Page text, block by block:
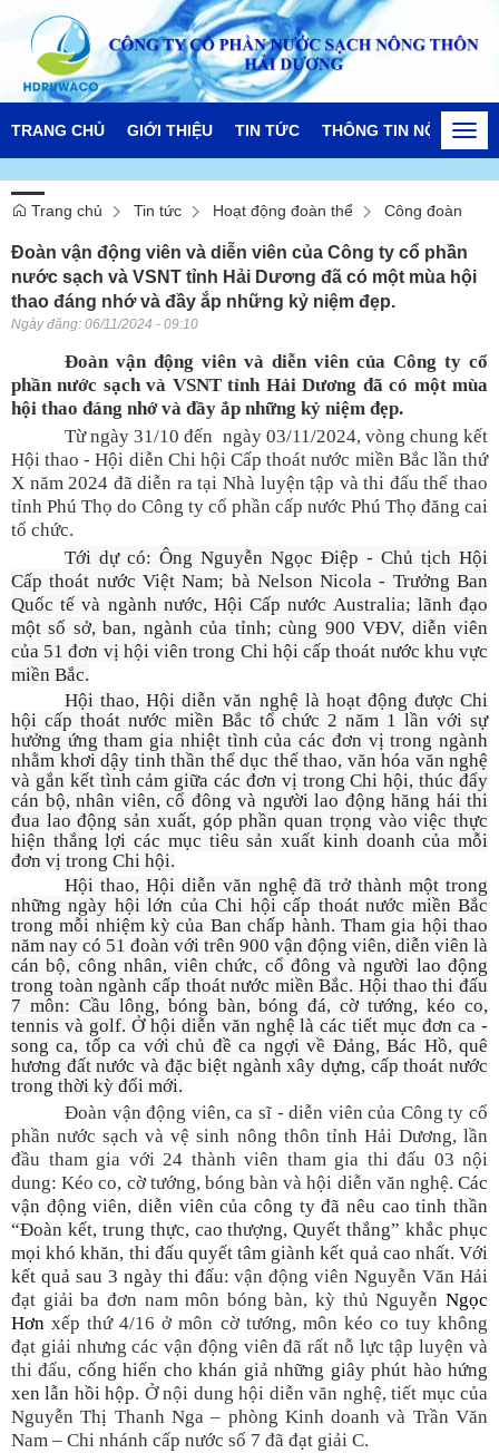
TRANG CHỦ GIỚI THIỆU TIN TỨC THÔNG TIN NỘI BỘ
Trang chủ Tin tức Hoạt động đoàn thể Công đoàn
Đoàn vận động viên và diễn viên của Công ty cổ phần
nước sạch và VSNT tỉnh Hải Dương đã có một mùa hội
thao đáng nhớ và đầy ắp những kỷ niệm đẹp.
Ngày đăng: 06/11/2024 - 09:10
Đoàn vận động viên và diễn viên của Công ty cổ
phầnnước sạch và VSNT tỉnh Hải Dương đã có một mùa
hội thao đáng nhớ và đầy ắp những kỷ niệm đẹp.
Từ ngày 31/10 đến ngày 03/11/2024, vòng chung kết
Hội thao- Hội diễn Chi hội Cấp thoát nước miền Bắc lần thứ
X năm 2024 đã diễn ra tại Nhà luyện tập và thi đấu thể thao
tỉnh Phú Thọ do Công ty cổ phần cấp nước Phú Thọ đăng cai
tổ chức.
Tới dự có: Ông Nguyễn Ngọc Điệp - Chủ tịch Hội
Cấp thoát nước Việt Nam; bà Nelson Nicola - Trưởng Ban
Quốc tế và ngành nước, Hội Cấp nước Australia; lãnh đạo
một số sở, ban, ngành của tỉnh; cùng 900 VĐV, diễn viên
của 51 đơn vị hội viên trong Chi hội cấp thoát nước khu vực
miền Bắc.
Hội thao, Hội diễn văn nghệ là hoạt động được Chi
hội cấp thoát nước miền Bắc tổ chức 2 năm 1 lần với sự
hưởng ứng tham gia nhiệt tình của các đơn vị trong ngành
nhằm khơi dậy tinh thần thể dục thể thao, văn hóa văn nghệ
và gắn kết tình cảm giữa các đơn vị trong Chi hội, thúc đẩy
cán bộ, nhân viên, cổ đông và người lao động hăng hái thi
đua lao động sản xuất, góp phần quan trọng vào việc thực
hiện thắng lợi các mục tiêu sản xuất kinh doanh của mỗi
đơn vị trong Chi hội.
Hội thao, Hội diễn văn nghệ đã trở thành một trong
những ngày hội lớn của Chi hội cấp thoát nước miền Bắc
trong mỗi nhiệm kỳ của Ban chấp hành. Tham gia hội thao
năm nay có 51 đoàn với trên 900 vận động viên, diễn viên là
cán bộ, công nhân, viên chức, cổ đông và người lao động
trong toàn ngành cấp thoát nước miền Bắc. Hội thao thi đấu
7 môn: Cầu lông, bóng bàn, bóng đá, cờ tướng, kéo co,
tennis và golf. Ở hội diễn văn nghệ là các tiết mục đơn ca -
song ca, tốp ca với chủ đề ca ngợi về Đảng, Bác Hồ, quê
hương đất nước và đặc biệt ngành xây dựng, cấp thoát nước
trong thời kỳ đổi mới.
Đoàn vận động viên,ca sĩ - diễn viên của Công ty cổ
phần nước sạch và vệ sinh nông thôn tỉnh Hải Dương,lần
đầu tham gia với 24 thành viên tham gia thi đấu 03 nội
dung: Kéo co, cờ tướng, bóng bàn và hội diễn văn nghệ. Các
vận động viên, diễn viên của công tyđã nêu cao tinh thần
“Đoàn kết, trung thực, cao thượng, Quyết thắng” khắc phục
mọi khó khăn, thi đấu quyết tâm giành kết quả cao nhất. Với
kết quả sau 3 ngày thi đấu:vận động viên Nguyễn Văn Hải
đạt giải ba đơn nam môn bóng bàn, kỳ thủ NguyễnNgọc
Hơnxếp thứ 4/16 ở môn cờ tướng, môn kéo co tuy không
đạt giải nhưng các vận động viên đã rất nỗ lực tập luyện và
thi đấu, cống hiến cho khán giả những giây phút hào hứng
xen lẫn hồi hộp. Ở nội dung hội diễn văn nghệ, tiết mục của
Nguyễn Thị Thanh Nga – phòng Kinh doanh và Trần Văn
Nam – Chi nhánh cấp nước số 7 đã đạt giải C.